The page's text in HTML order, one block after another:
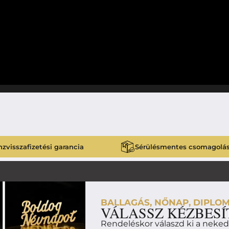
garancia Sérülésmentes
BALLAGÁS, NŐNAP,
VÁLASSZ
Rendeléskor válaszd ki a